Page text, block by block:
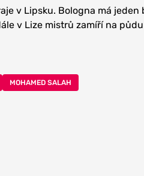
v Lipsku. Bologna má jeden
v Lize mistrů zamíří na
MOHAMED SALAH